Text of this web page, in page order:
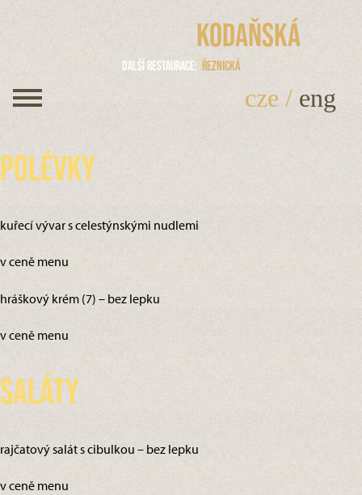
Kodaňská
Další restaurace Řeznická
cze / eng
Polévky
kuřecí vývar s celestýnskými nudlemi
v ceně menu
hráškový krém (7) – bez lepku
v ceně menu
Saláty
rajčatový salát s cibulkou – bez lepku
v ceně menu